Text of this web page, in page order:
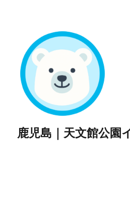
鹿児島｜天文館公園